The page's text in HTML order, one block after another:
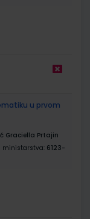
u prvom
Graciella Prtajin
ministarstva: 6123-